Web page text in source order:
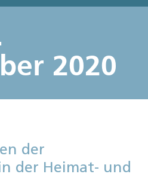
2020
der
der Heimat- und